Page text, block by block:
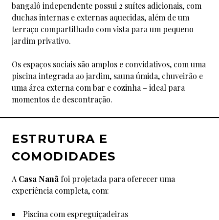
bangalô independente possui 2 suítes adicionais, com
duchas internas e externas aquecidas, além de um
terraço compartilhado com vista para um pequeno
jardim privativo.
Os espaços sociais são amplos e convidativos, com uma
piscina integrada ao jardim, sauna úmida, chuveirão e
uma área externa com bar e cozinha – ideal para
momentos de descontração.
ESTRUTURA E
COMODIDADES
A Casa Nanã foi projetada para oferecer uma
experiência completa, com:
Piscina com espreguiçadeiras